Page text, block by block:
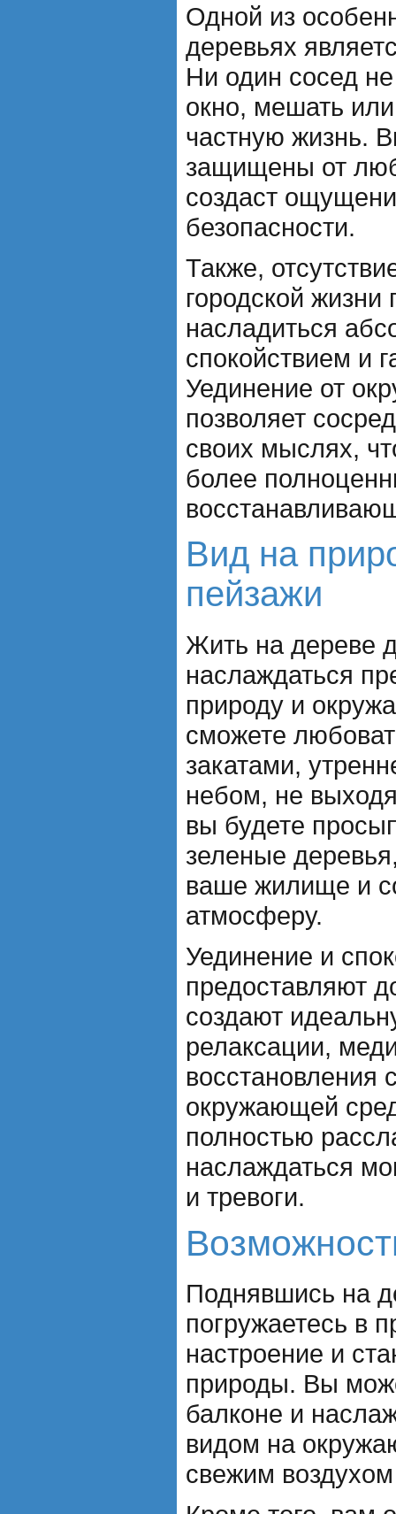
Одной из
деревьях
Ни один сосед
окно, мешать
частную жизнь.
защищены от
создаст
безопасности.
Также,
городской жизни
насладиться
спокойствием и
Уединение от
позволяет
своих мыслях,
более
Вид на
пейзажи
Жить на дереве
наслаждаться
природу и
сможете
закатами,
небом, не
вы будете
зеленые
ваше жилище и
атмосферу.
Уединение и
предоставляют
создают
релаксации,
восстановления
окружающей
полностью
наслаждаться
и тревоги.
Поднявшись на
погружаетесь в
настроение и
природы. Вы
балконе и
видом на
свежим